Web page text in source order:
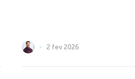
2 fev 2026